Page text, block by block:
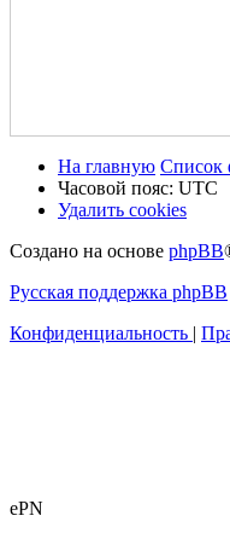
На главную Список
Часовой пояс: UTC
Удалить cookies
Создано на основе phpBB
Русская поддержка phpBB
Конфиденциальность |
ePN